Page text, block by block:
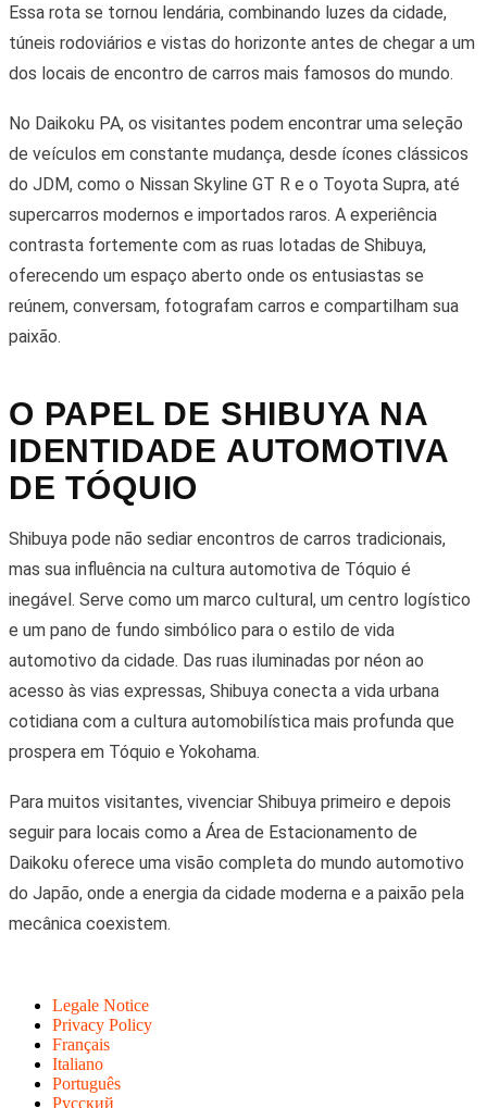
Essa rota se tornou lendária, combinando luzes da cidade,
túneis rodoviários e vistas do horizonte antes de chegar a um
dos locais de encontro de carros mais famosos do mundo.
No Daikoku PA, os visitantes podem encontrar uma seleção
de veículos em constante mudança, desde ícones clássicos
do JDM, como o Nissan Skyline GT R e o Toyota Supra, até
supercarros modernos e importados raros. A experiência
contrasta fortemente com as ruas lotadas de Shibuya,
oferecendo um espaço aberto onde os entusiastas se
reúnem, conversam, fotografam carros e compartilham sua
paixão.
O PAPEL DE SHIBUYA NA
IDENTIDADE AUTOMOTIVA
DE TÓQUIO
Shibuya pode não sediar encontros de carros tradicionais,
mas sua influência na cultura automotiva de Tóquio é
inegável. Serve como um marco cultural, um centro logístico
e um pano de fundo simbólico para o estilo de vida
automotivo da cidade. Das ruas iluminadas por néon ao
acesso às vias expressas, Shibuya conecta a vida urbana
cotidiana com a cultura automobilística mais profunda que
prospera em Tóquio e Yokohama.
Para muitos visitantes, vivenciar Shibuya primeiro e depois
seguir para locais como a Área de Estacionamento de
Daikoku oferece uma visão completa do mundo automotivo
do Japão, onde a energia da cidade moderna e a paixão pela
mecânica coexistem.
Legale Notice
Privacy Policy
Français
Italiano
Português
Русский